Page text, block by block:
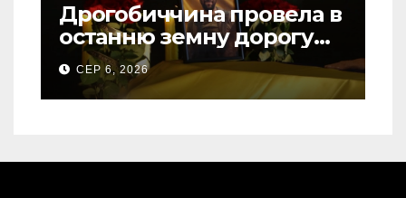
Дрогобиччина провела в
останню земну дорогу
свого Захисника – Олега
Торського
СЕР 6, 2026